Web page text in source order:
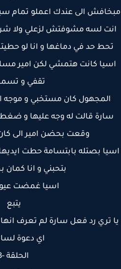
الى عندك اعملو تمام سبني
لسه مشوفتش لزعلي ولا شري
حد في دماغها و انا لو
كانت هتمشي لكن امير مسك
تقفي و
المجهول كان مستخبي و موجه
قالت له وجه عليها و ضغط
وقعت بحضن امير الى كان
بصتله بابتسامة حطت ايديها
بتحبني و انا كمان
اسيا غمضت
يتبع
تري رد فعل سارة لم تعرف انها
اي دعوة
الحلقة -8